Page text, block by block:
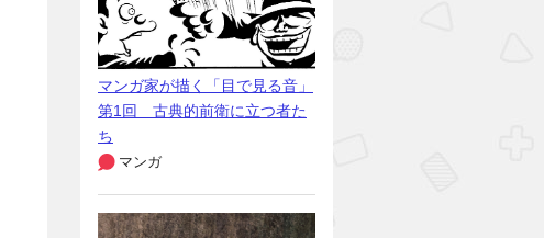
マンガ家が描く「目で見る音」
第1回 古典的前衛に立つ者た
ち
マンガ